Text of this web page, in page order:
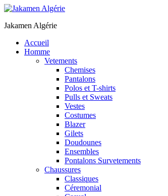
Jakamen Algérie
Accueil
Homme
Vetements
Chemises
Pantalons
Polos et T-shirts
Pulls et Sweats
Vestes
Costumes
Blazer
Gilets
Doudounes
Ensembles
Pontalons Survetements
Chaussures
Classiques
Céremonial